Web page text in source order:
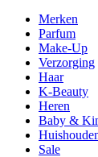
Merken
Parfum
Make-Up
Verzorging
Haar
K-Beauty
Heren
Baby &
Sale